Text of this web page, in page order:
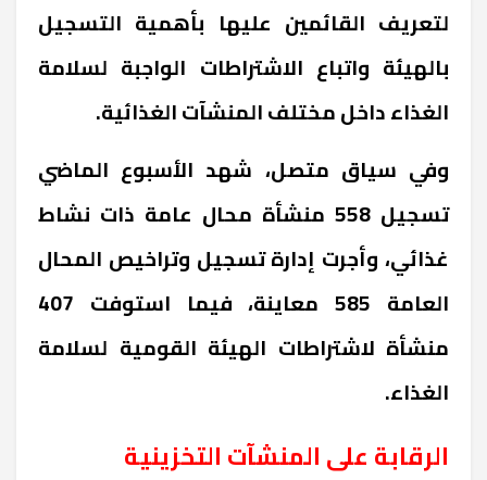
لتعريف القائمين عليها بأهمية التسجيل
بالهيئة واتباع الاشتراطات الواجبة لسلامة
الغذاء داخل مختلف المنشآت الغذائية.
وفي سياق متصل، شهد الأسبوع الماضي
تسجيل 558 منشأة محال عامة ذات نشاط
غذائي، وأجرت إدارة تسجيل وتراخيص المحال
العامة 585 معاينة، فيما استوفت 407
منشأة لاشتراطات الهيئة القومية لسلامة
الغذاء.
الرقابة على المنشآت التخزينية